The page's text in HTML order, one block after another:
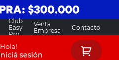
Club
Easy
Pro
Venta
Empresa
Contacto
sesión